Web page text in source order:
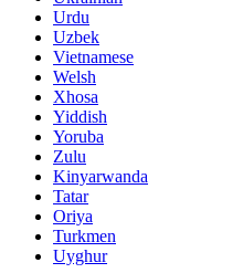
Urdu
Uzbek
Vietnamese
Welsh
Xhosa
Yiddish
Yoruba
Zulu
Kinyarwanda
Tatar
Oriya
Turkmen
Uyghur